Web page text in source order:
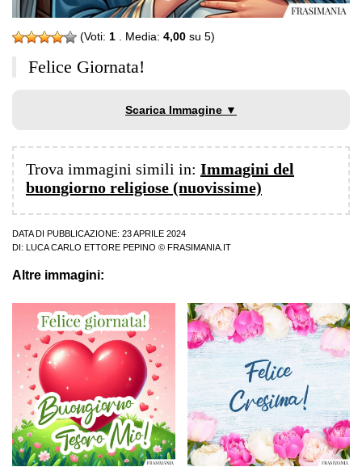
(Voti: 1 . Media: 4,00 su 5)
Felice Giornata!
Scarica Immagine ▼
Trova immagini simili in: Immagini del
buongiorno religiose (nuovissime)
DATA DI PUBBLICAZIONE: 23 APRILE 2024
DI:
LUCA CARLO ETTORE PEPINO © FRASIMANIA.IT
Altre immagini: